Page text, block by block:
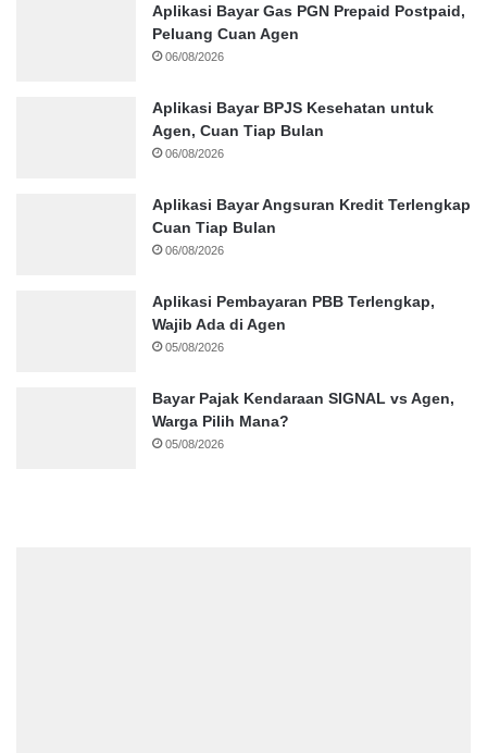
Aplikasi Bayar Gas PGN Prepaid Postpaid,
Peluang Cuan Agen
06/08/2026
Aplikasi Bayar BPJS Kesehatan untuk
Agen, Cuan Tiap Bulan
06/08/2026
Aplikasi Bayar Angsuran Kredit Terlengkap
Cuan Tiap Bulan
06/08/2026
Aplikasi Pembayaran PBB Terlengkap,
Wajib Ada di Agen
05/08/2026
Bayar Pajak Kendaraan SIGNAL vs Agen,
Warga Pilih Mana?
05/08/2026